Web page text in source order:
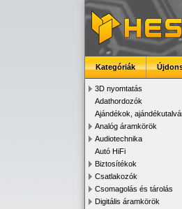
Kategóriák
3D nyomtatás
Adathordozók
Ajándékok,
Analóg áramkörök
Audiotechnika
Autó HiFi
Biztosítékok
Csatlakozók
Csomagolás és tárolás
Digitális áramkörök